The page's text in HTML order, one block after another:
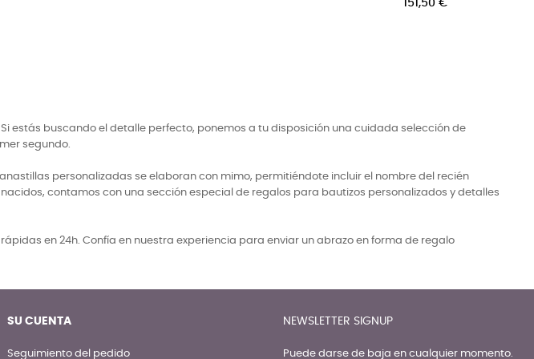
estás buscando el detalle perfecto, ponemos a tu disposición una cuidada selección de
segundo.
personalizadas se elaboran con mimo, permitiéndote incluir el nombre del recién
contamos con una sección especial de regalos para bautizos personalizados y detalles
en 24h. Confía en nuestra experiencia para enviar un abrazo en forma de regalo
SU CUENTA
Seguimiento del pedido
NEWSLETTER SIGNUP
Puede darse de baja en cualquier momento.